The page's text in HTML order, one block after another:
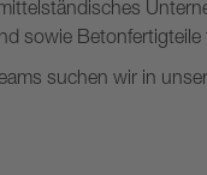
sowie Betonfertigteile
suchen wir in